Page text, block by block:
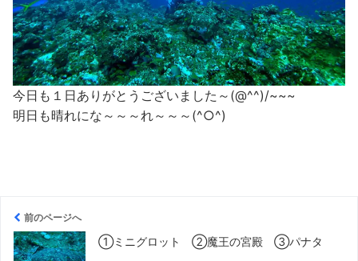
今日も１日ありがとうございました～(@^^)/~~~
明日も晴れにな～～～れ～～～(^○^)
前のページへ
①ミニグロット ②魔王の宮殿 ③パナタ